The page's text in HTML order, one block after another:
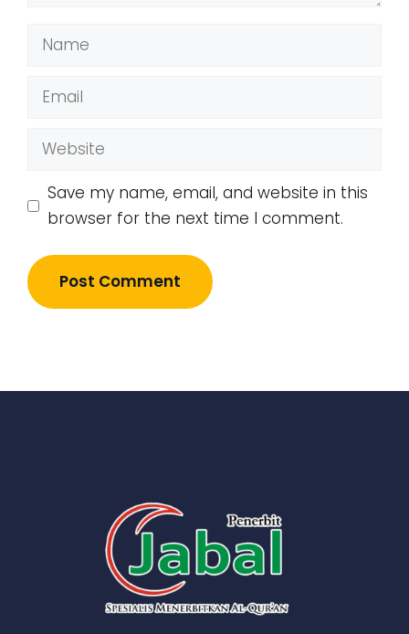
Name
Email
Website
Save my name, email, and website in this
browser for the next time I comment.